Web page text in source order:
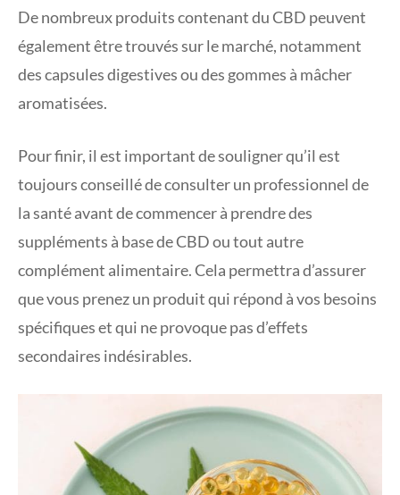
De nombreux produits contenant du CBD peuvent
également être trouvés sur le marché, notamment
des capsules digestives ou des gommes à mâcher
aromatisées.
Pour finir, il est important de souligner qu’il est
toujours conseillé de consulter un professionnel de
la santé avant de commencer à prendre des
suppléments à base de CBD ou tout autre
complément alimentaire. Cela permettra d’assurer
que vous prenez un produit qui répond à vos besoins
spécifiques et qui ne provoque pas d’effets
secondaires indésirables.